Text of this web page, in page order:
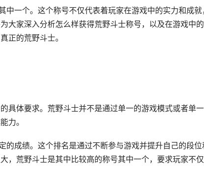
一个。这个称号不仅代表着玩家在游戏中的实力和成就
大家深入分析怎么样获得荒野斗士称号，以及在游戏中
正的荒野斗士。
具体要求。荒野斗士并不是通过单一的游戏模式或者单
力。
的成绩。这个排名是通过不断参与游戏并提升自己的段位
，荒野斗士是其中比较高的称号其中一个，要求玩家不